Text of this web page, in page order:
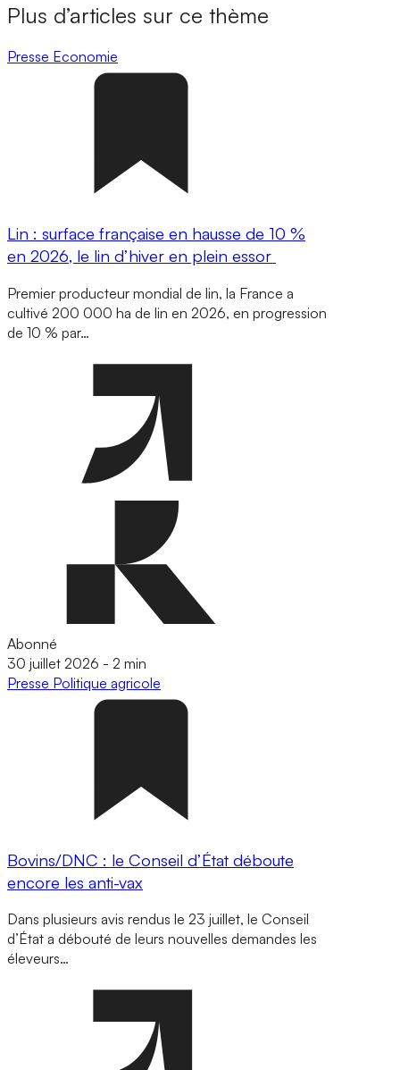
Plus d’articles sur ce thème
Presse Economie
Lin : surface française en hausse de 10 %
en 2026, le lin d’hiver en plein essor
Premier producteur mondial de lin, la France a
cultivé 200 000 ha de lin en 2026, en progression
de 10 % par…
Abonné
30 juillet 2026 - 2 min
Presse Politique agricole
Bovins/DNC : le Conseil d’État déboute
encore les anti-vax
Dans plusieurs avis rendus le 23 juillet, le Conseil
d’État a débouté de leurs nouvelles demandes les
éleveurs…